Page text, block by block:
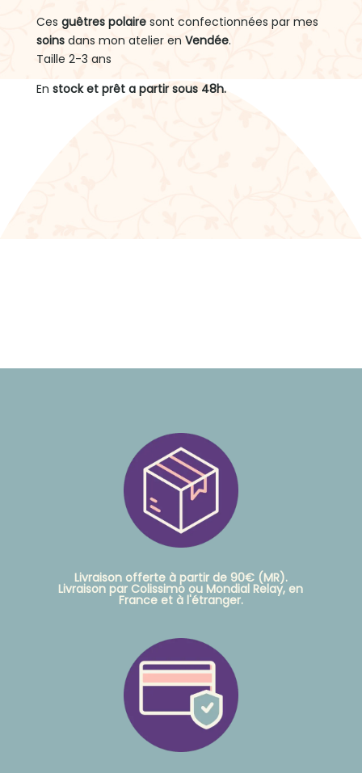
Ces guêtres polaire sont confectionnées par mes
soinsdans mon atelier en Vendée.
Taille 2-3 ans
En stock et prêt a partir sous 48h.
Livraison offerte à partir de 90€ (MR).
Livraison par Colissimo ou Mondial Relay, en
France et à l'étranger.